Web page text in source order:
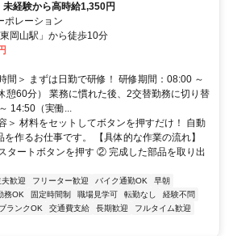
経験から高時給1,350円
ポレーション
岡山駅」から徒歩10分
間＞ まずは日勤で研修！ 研修期間：08:00 ～
憩60分） 業務に慣れた後、2交替勤務に切り替
14:50（実働...
＞ 材料をセットしてボタンを押すだけ！ 自動
作るお仕事です。 【具体的な作業の流れ】
タートボタンを押す ② 完成した部品を取り出
歓迎 フリーター歓迎 バイク通勤OK
早朝
務OK 固定時間制 職場見学可 転勤なし
経験不問
ブランクOK 交通費支給 長期歓迎
フルタイム歓迎